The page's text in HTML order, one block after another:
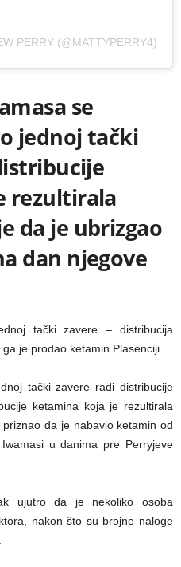
PERRY (@MATTYPERRY4)
se
jednoj tački
rezultirala
da je ubrizgao
dan njegove
tački zavere – distribucija
je prodao ketamin Plasenciji.
tački zavere radi distribucije
ketamina koja je rezultirala
da je nabavio ketamin od
u danima pre Perryjeve
ujutro da je nekoliko osoba
nakon što su brojne naloge